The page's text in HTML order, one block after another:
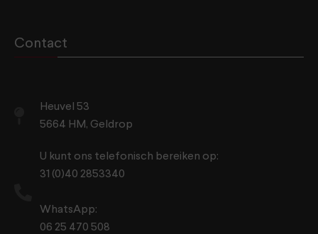
Contact
Heuvel 53
5664 HM, Geldrop
U kunt ons telefonisch bereiken op:
31 (0)40 2853340
WhatsApp:
06 25 470 508